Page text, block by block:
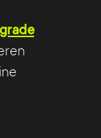
ein
API